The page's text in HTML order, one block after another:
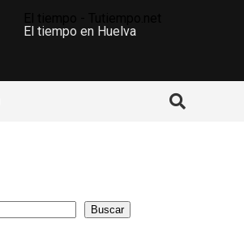
El tiempo en Huelva
Buscar